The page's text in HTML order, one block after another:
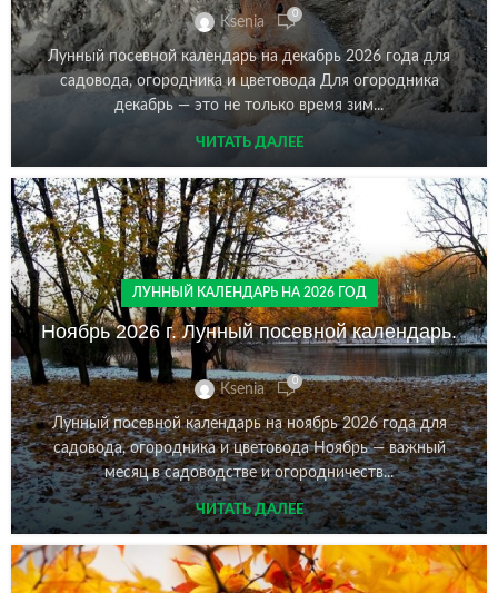
Ksenia 0
Лунный посевной календарь на декабрь 2026 года для
садовода, огородника и цветовода Для огородника
декабрь — это не только время зим...
ЧИТАТЬ ДАЛЕЕ
ЛУННЫЙ КАЛЕНДАРЬ НА 2026 ГОД
Ноябрь 2026 г. Лунный посевной календарь.
Ksenia 0
Лунный посевной календарь на ноябрь 2026 года для
садовода, огородника и цветовода Ноябрь — важный
месяц в садоводстве и огородничеств...
ЧИТАТЬ ДАЛЕЕ